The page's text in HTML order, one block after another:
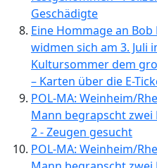
Geschädigte
Eine Hommage an Bob
widmen sich am 3. Juli
Kultursommer dem
– Karten über die E-
POL-MA: Weinheim/
Mann begrapscht zwei
2 - Zeugen gesucht
POL-MA: Weinheim/